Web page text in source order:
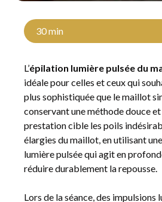
30 min
L’épilation lumière pulsée du
idéale pour celles et ceux qui
plus sophistiquée que le maillot
conservant une méthode douce
prestation cible les poils
élargies du maillot, en utilisant
lumière pulsée qui agit en
réduire durablement la repousse.
Lors de la séance, des impulsions